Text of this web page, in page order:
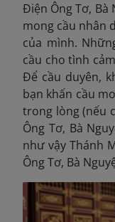
Điện Ông Tơ,
mong cầu nhân
của mình.
cầu cho tình
Để cầu duyên,
bạn khấn cầu
trong lòng (nếu
Ông Tơ, Bà
như vậy Thánh
Ông Tơ, Bà